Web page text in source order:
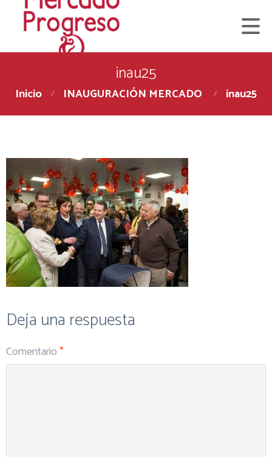
inau25
Inicio INAUGURACIÓN MERCADO inau25
Deja una respuesta
Comentario*